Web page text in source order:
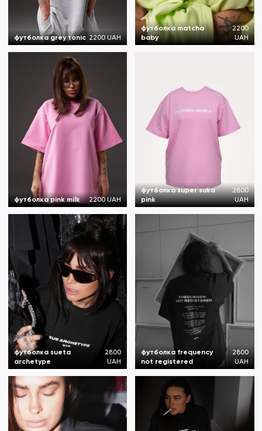
футболка grey tonic 2200 UAH
футболка matcha
baby
2200
UAH
футболка pink milk 2200 UAH
футболка super suka
pink
2800
UAH
футболка sueta
archetype
2800
UAH
футболка frequency
not registered
2800
UAH